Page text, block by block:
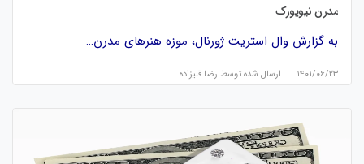
مدرن نیویورک
به گزارش وال استریت ژورنال، موزه هنرهای مدرن…
۱۴۰۱/۰۶/۲۳ ارسال شده توسط رضا قلیزاده